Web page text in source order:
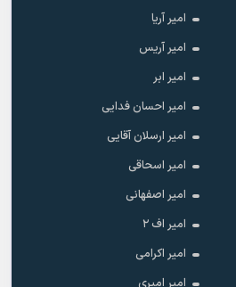
امیر آریا
امیر آریس
امیر ابر
امیر احسان فدایی
امیر ارسلان آقایی
امیر اسحاقی
امیر اصفهانی
امیر اف ۲
امیر اکرامی